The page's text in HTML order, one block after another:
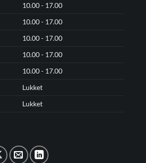
10.00 - 17.00
10.00 - 17.00
10.00 - 17.00
10.00 - 17.00
10.00 - 17.00
Lukket
Lukket